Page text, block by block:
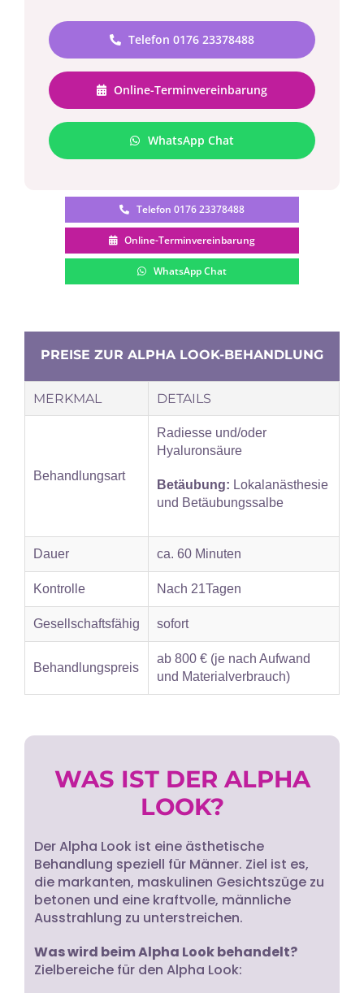
Telefon 0176 23378488
Online-Terminvereinbarung
WhatsApp Chat
Telefon 0176 23378488
Online-Terminvereinbarung
WhatsApp Chat
PREISE ZUR ALPHA LOOK-BEHANDLUNG
MERKMAL DETAILS
Behandlungsart
Radiesse und/oder
Hyaluronsäure
Betäubung: Lokalanästhesie
und Betäubungssalbe
Dauer ca. 60 Minuten
Kontrolle Nach 21Tagen
Gesellschaftsfähig sofort
Behandlungspreis
ab 800 € (je nach Aufwand
und Materialverbrauch)
WAS IST DER ALPHA
LOOK?
Der Alpha Look ist eine ästhetische
Behandlung speziell für Männer. Ziel ist es,
die markanten, maskulinen Gesichtszüge zu
betonen und eine kraftvolle, männliche
Ausstrahlung zu unterstreichen.
Was wird beim Alpha Look behandelt?
Zielbereiche für den Alpha Look: